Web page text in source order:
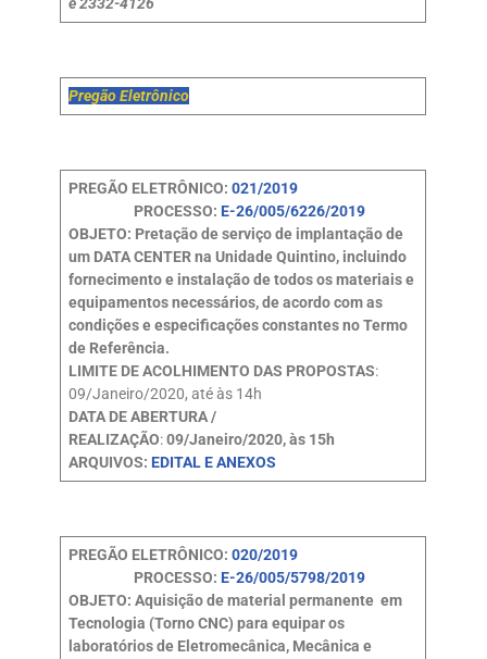
Pregão Eletrônico
PREGÃO ELETRÔNICO: 021/2019
PROCESSO: E-26/005/6226/2019
OBJETO: Pretação de serviço de implantação de
um DATA CENTER na Unidade Quintino, incluindo
fornecimento e instalação de todos os materiais e
equipamentos necessários, de acordo com as
condições e especificações constantes no Termo
de Referência.
LIMITE DE ACOLHIMENTO DAS PROPOSTAS:
09/Janeiro/2020, até às 14h
DATA DE ABERTURA /
REALIZAÇÃO:09/Janeiro/2020, às 15h
ARQUIVOS: EDITAL EANEXOS
PREGÃO ELETRÔNICO: 020/2019
PROCESSO: E-26/005/5798/2019
OBJETO: Aquisição de material permanente em
Tecnologia (Torno CNC) para equipar os
laboratórios de Eletromecânica, Mecânica e